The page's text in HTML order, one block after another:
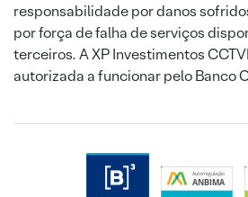
responsabilidade por danos
por força de falha de serviços
terceiros. A XP Investimentos
autorizada a funcionar pelo Banco